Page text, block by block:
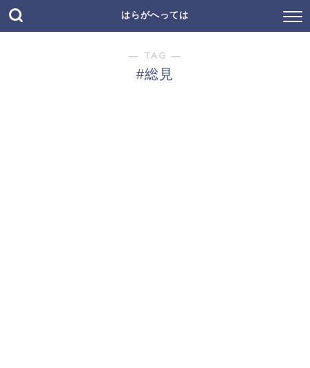
はらがへっては
― TAG ―
#総見